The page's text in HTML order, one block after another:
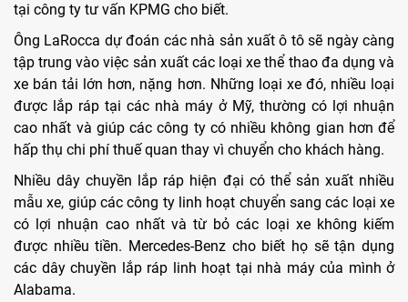
tại công ty tư vấn KPMG cho biết.
Ông LaRocca dự đoán các nhà sản xuất ô tô sẽ ngày càng
tập trung vào việc sản xuất các loại xe thể thao đa dụng và
xe bán tải lớn hơn, nặng hơn. Những loại xe đó, nhiều loại
được lắp ráp tại các nhà máy ở Mỹ, thường có lợi nhuận
cao nhất và giúp các công ty có nhiều không gian hơn để
hấp thụ chi phí thuế quan thay vì chuyển cho khách hàng.
Nhiều dây chuyền lắp ráp hiện đại có thể sản xuất nhiều
mẫu xe, giúp các công ty linh hoạt chuyển sang các loại xe
có lợi nhuận cao nhất và từ bỏ các loại xe không kiếm
được nhiều tiền. Mercedes-Benz cho biết họ sẽ tận dụng
các dây chuyền lắp ráp linh hoạt tại nhà máy của mình ở
Alabama.